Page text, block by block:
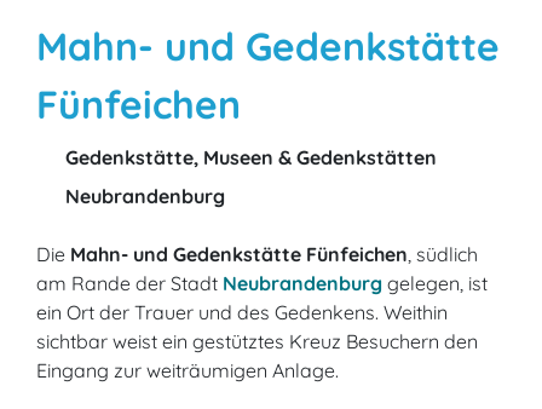
Mahn- und Gedenkstätte
Fünfeichen
Gedenkstätte, Museen & Gedenkstätten
Neubrandenburg
Die Mahn- und Gedenkstätte Fünfeichen, südlich
am Rande der Stadt Neubrandenburg gelegen, ist
ein Ort der Trauer und des Gedenkens. Weithin
sichtbar weist ein gestütztes Kreuz Besuchern den
Eingang zur weiträumigen Anlage.